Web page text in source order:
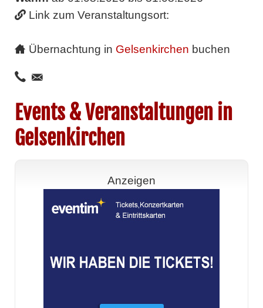
Link zum Veranstaltungsort:
Übernachtung in Gelsenkirchen buchen
Events & Veranstaltungen in
Gelsenkirchen
Anzeigen